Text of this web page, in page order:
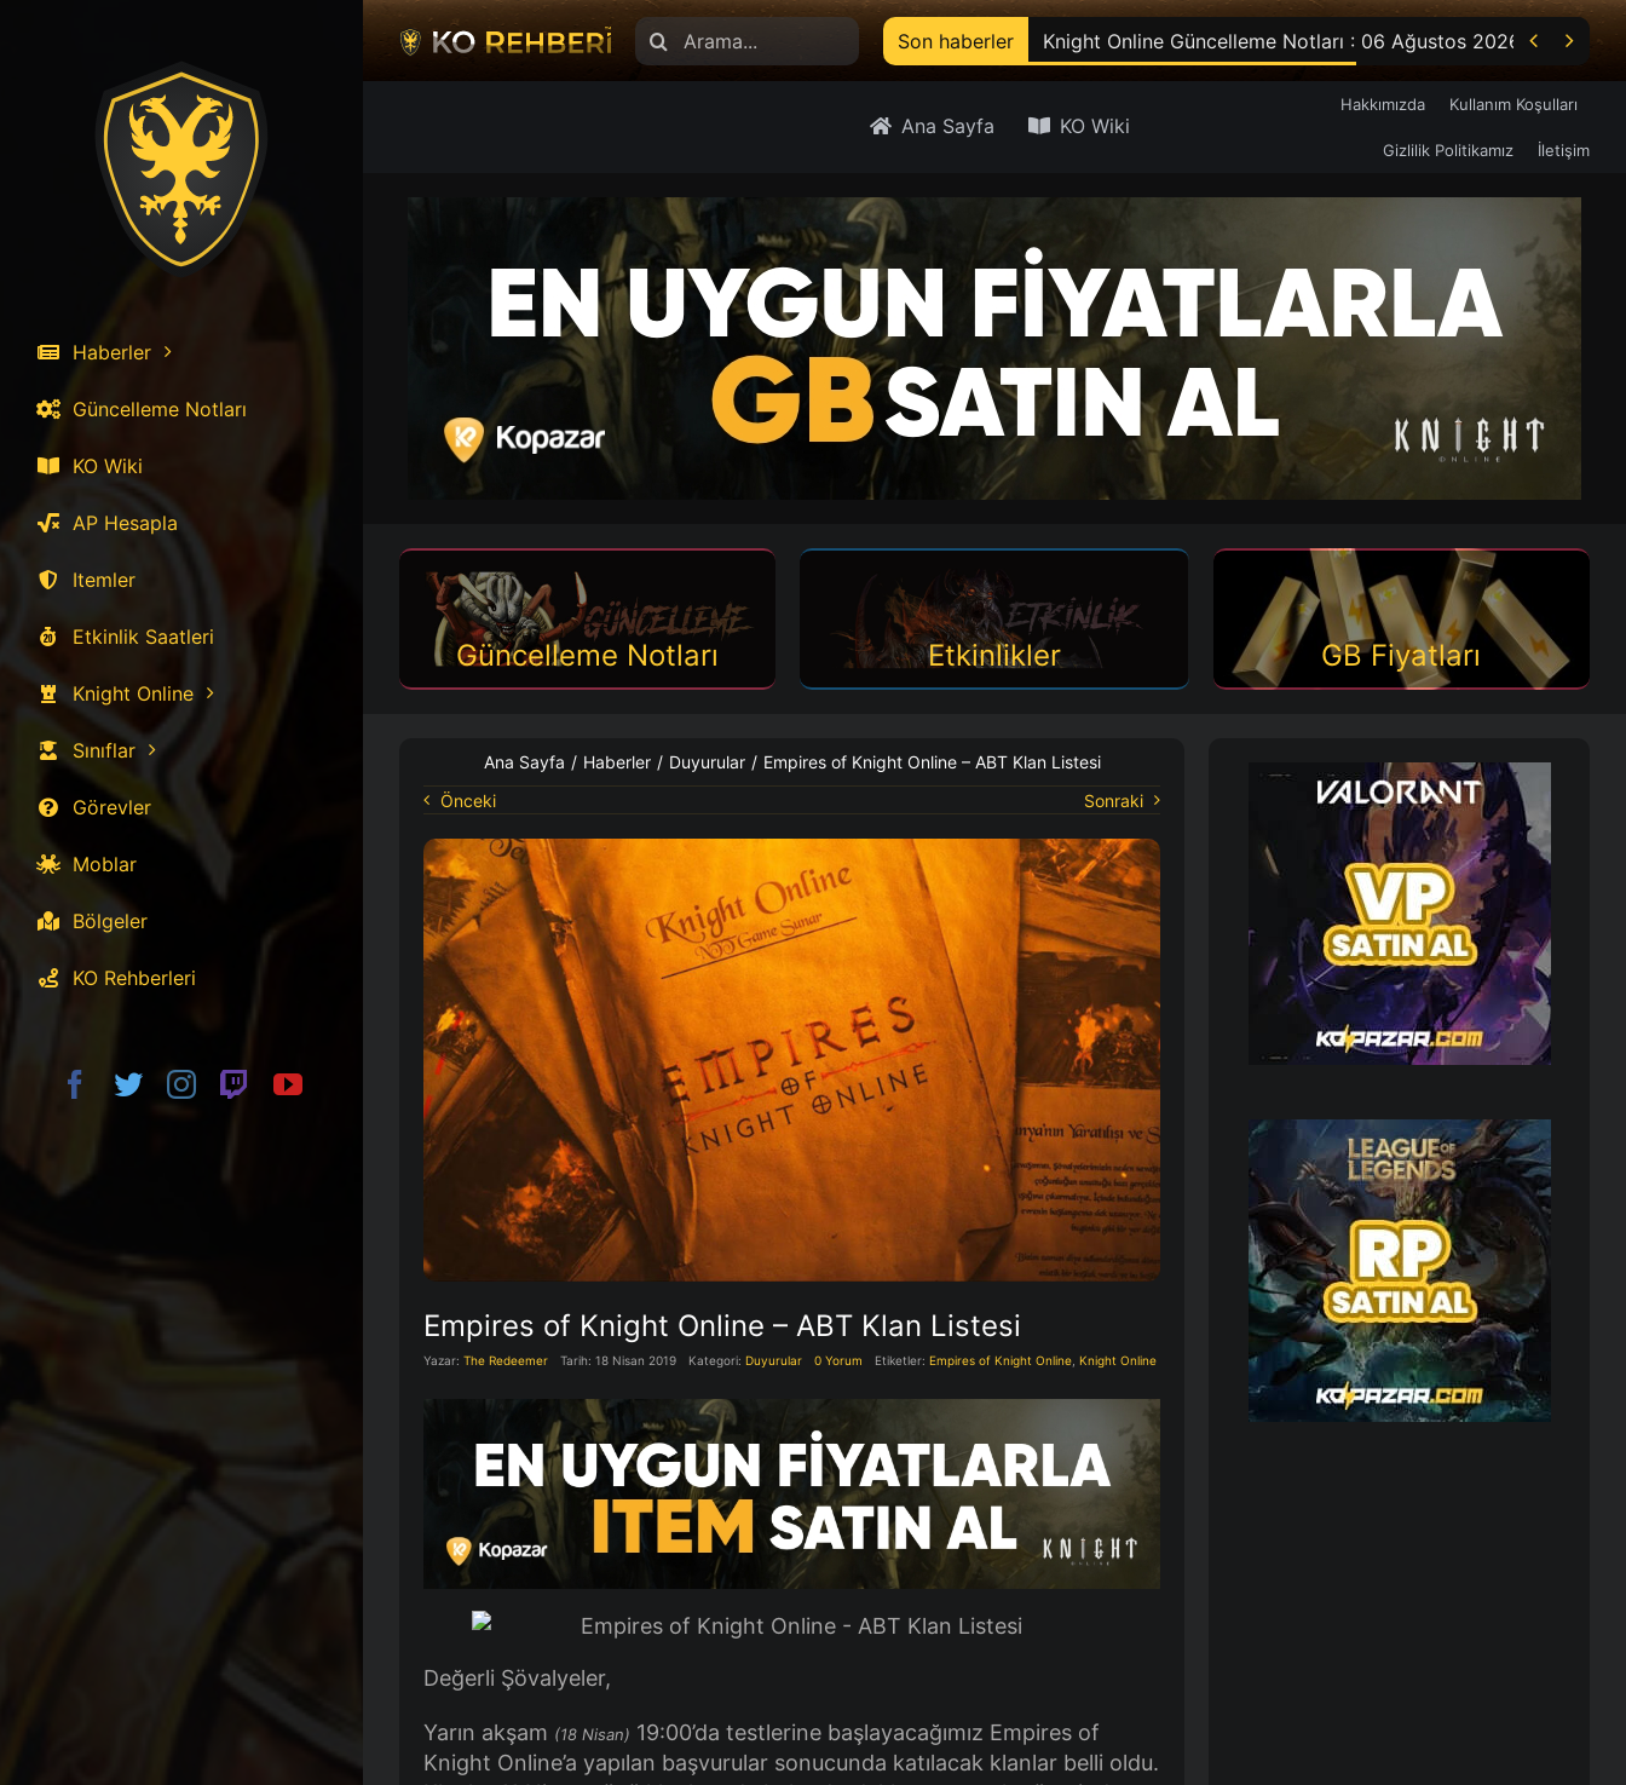
Haberler
Güncelleme Notları
KO Wiki
AP Hesapla
Itemler
Etkinlik Saatleri
Knight Online
Sınıflar
Görevler
Moblar
Bölgeler
KO Rehberleri
Search
for:
Son haberler Knight Online Güncelleme Notları : 06 Ağustos 2026  
Ana Sayfa KO Wiki
Hakkımızda Kullanım Koşulları
Gizlilik Politikamız İletişim
Güncelleme Notları Etkinlikler GB Fiyatları
Ana Sayfa / Haberler / Duyurular / Empires of Knight Online – ABT Klan Listesi
Önceki
Sonraki
Empires of Knight Online – ABT Klan Listesi
Yazar: The Redeemer Tarih: 18 Nisan 2019 Kategori: Duyurular 0 Yorum Etiketler: Empires of Knight Online Knight Online
Değerli Şövalyeler,
Yarın akşam (18 Nisan) 19:00’da testlerine başlayacağımız Empires of
Knight Online’a yapılan başvurular sonucunda katılacak klanlar belli oldu.